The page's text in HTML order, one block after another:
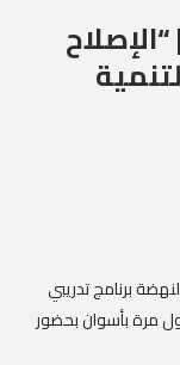
برنامج تدريبي
مرة بأسوان بحضور